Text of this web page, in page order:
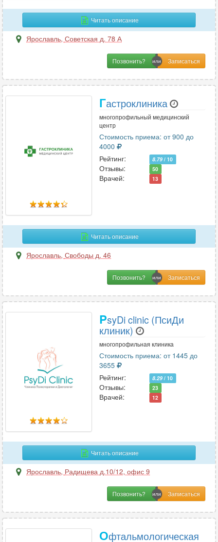
Читать описание
Ярославль, Советская д. 78 А
Позвонить?
Гастроклиника
многопрофильный медицинский
центр
Стоимость приема: от 900 до
4000
Рейтинг:
8.79 / 10
Отзывы: 50
Врачей: 13
Читать описание
Ярославль, Свободы д. 46
Позвонить?
PsyDi clinic (ПсиДи
клиник)
многопрофильная клиника
Стоимость приема: от 1445 до
3655
Рейтинг:
8.29 / 10
Отзывы: 23
Врачей: 12
Читать описание
Ярославль, Радищева д.10/12, офис 9
Позвонить?
Офтальмологическая